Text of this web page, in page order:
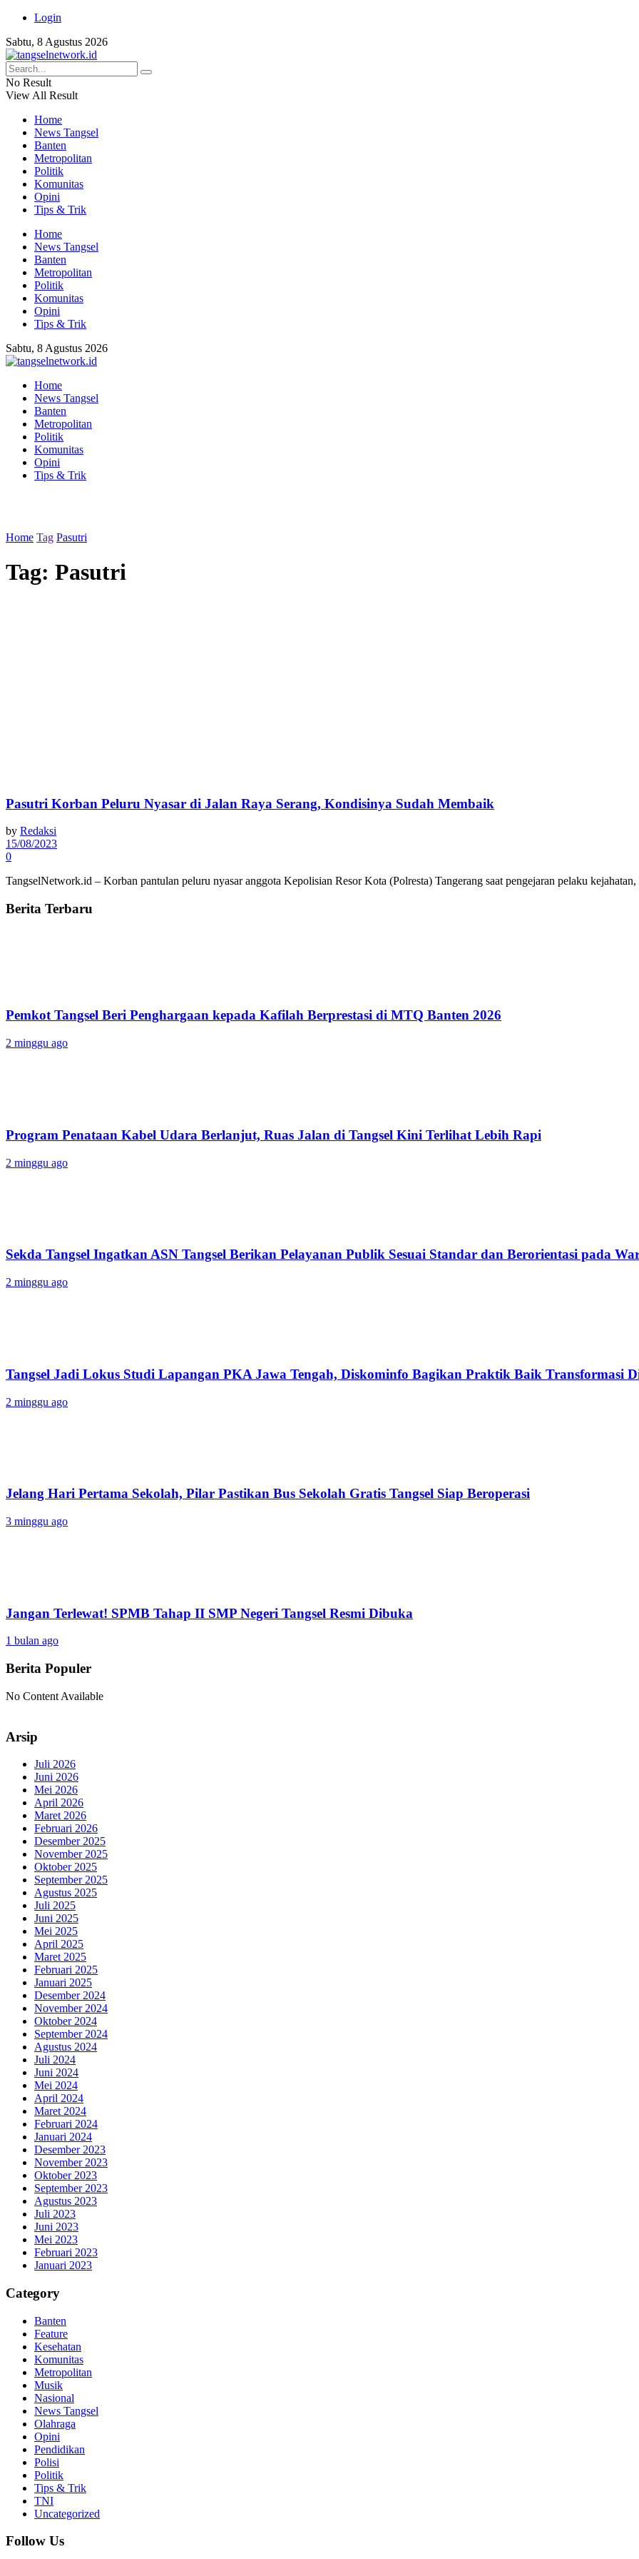
Login
Sabtu, 8 Agustus 2026
No Result
View All Result
Home
News Tangsel
Banten
Metropolitan
Politik
Komunitas
Opini
Tips & Trik
Home
News Tangsel
Banten
Metropolitan
Politik
Komunitas
Opini
Tips & Trik
Sabtu, 8 Agustus 2026
Home
News Tangsel
Banten
Metropolitan
Politik
Komunitas
Opini
Tips & Trik
Home Tag Pasutri
Tag: Pasutri
Pasutri Korban Peluru Nyasar di Jalan Raya Serang, Kondisinya Sudah Membaik
by Redaksi
15/08/2023
0
TangselNetwork.id – Korban pantulan peluru nyasar anggota Kepolisian Resor Kota (Polresta) Tangerang saat pengejaran pelaku
Berita Terbaru
Pemkot Tangsel Beri Penghargaan kepada Kafilah Berprestasi di MTQ Banten 2026
2 minggu ago
Program Penataan Kabel Udara Berlanjut, Ruas Jalan di Tangsel Kini Terlihat Lebih Rapi
2 minggu ago
Sekda Tangsel Ingatkan ASN Tangsel Berikan Pelayanan Publik Sesuai Standar dan Berorientasi pada
2 minggu ago
Tangsel Jadi Lokus Studi Lapangan PKA Jawa Tengah, Diskominfo Bagikan Praktik Baik Transformasi
2 minggu ago
Jelang Hari Pertama Sekolah, Pilar Pastikan Bus Sekolah Gratis Tangsel Siap Beroperasi
3 minggu ago
Jangan Terlewat! SPMB Tahap II SMP Negeri Tangsel Resmi Dibuka
1 bulan ago
Berita Populer
No Content Available
Arsip
Juli 2026
Juni 2026
Mei 2026
April 2026
Maret 2026
Februari 2026
Desember 2025
November 2025
Oktober 2025
September 2025
Agustus 2025
Juli 2025
Juni 2025
Mei 2025
April 2025
Maret 2025
Februari 2025
Januari 2025
Desember 2024
November 2024
Oktober 2024
September 2024
Agustus 2024
Juli 2024
Juni 2024
Mei 2024
April 2024
Maret 2024
Februari 2024
Januari 2024
Desember 2023
November 2023
Oktober 2023
September 2023
Agustus 2023
Juli 2023
Juni 2023
Mei 2023
Februari 2023
Januari 2023
Category
Banten
Feature
Kesehatan
Komunitas
Metropolitan
Musik
Nasional
News Tangsel
Olahraga
Opini
Pendidikan
Polisi
Politik
Tips & Trik
TNI
Uncategorized
Follow Us